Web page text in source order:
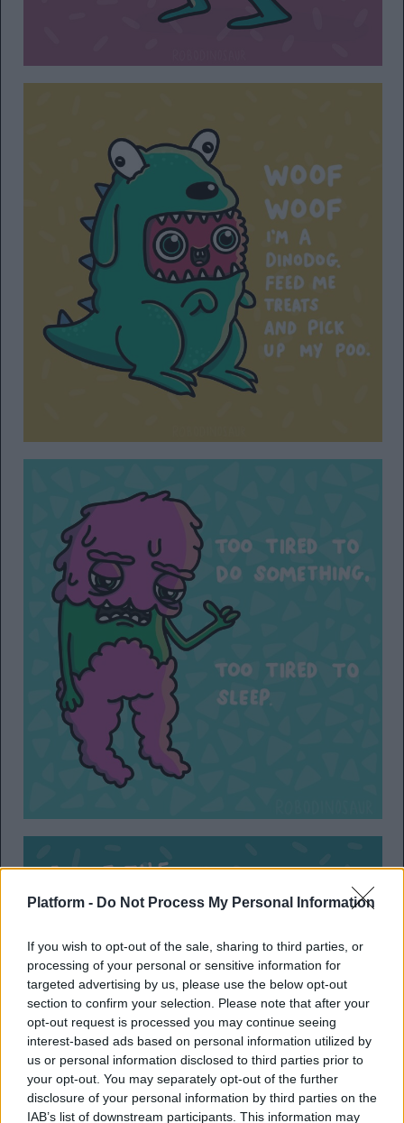
Platform - Do Not Process My Personal Information
If you wish to opt-out of the sale, sharing to third parties, or
processing of your personal or sensitive information for
targeted advertising by us, please use the below opt-out
section to confirm your selection. Please note that after your
opt-out request is processed you may continue seeing
interest-based ads based on personal information utilized by
us or personal information disclosed to third parties prior to
your opt-out. You may separately opt-out of the further
disclosure of your personal information by third parties on the
IAB’s list of downstream participants. This information may